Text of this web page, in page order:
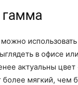
гамма
в офисе
актуальны
мягкий, чем